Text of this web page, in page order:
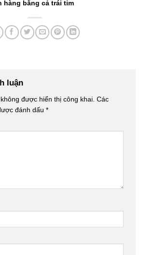
hàng bằng cả trái tim
luận
được hiển thị công khai. Các
đánh dấu *